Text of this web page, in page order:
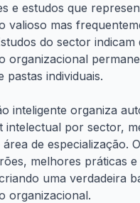
e estudos que
valioso mas
do sector
organizacional
pastas individuais.
inteligente organiza
intelectual por sector,
de especialização.
melhores práticas e
uma verdadeira
organizacional.